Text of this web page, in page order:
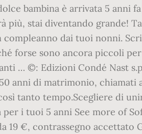
bambina è arrivata 5
più, stai diventando grande!
dai tuoi nonni.
forse sono ancora piccoli
… ©: Edizioni Condé Nast
anni di matrimonio, chiamati
tanto tempo.Scegliere di
i tuoi 5 anni See more of
19 €, contrassegno accettato